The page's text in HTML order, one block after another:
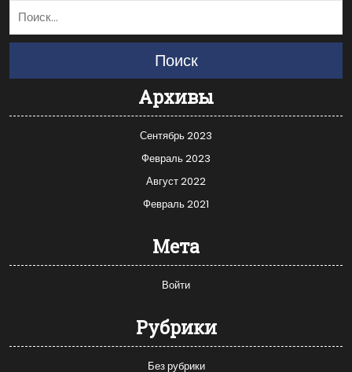
Поиск
Архивы
Сентябрь 2023
Февраль 2023
Август 2022
Февраль 2021
Мета
Войти
Рубрики
Без рубрики